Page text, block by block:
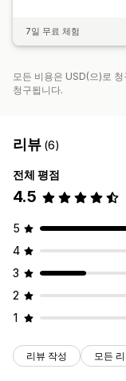
7일 무료 체험
모든 비용은 USD(으)로
청구됩니다.
리뷰 (6)
전체 평점
4.5
5
4
3
2
1
리뷰 작성 모든